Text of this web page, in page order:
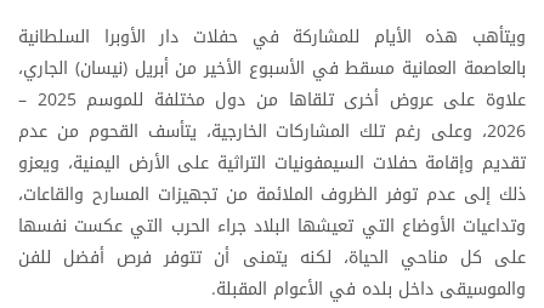
ويتأهب هذه الأيام للمشاركة في حفلات دار الأوبرا السلطانية
بالعاصمة العمانية مسقط في الأسبوع الأخير من أبريل (نيسان) الجاري،
علاوة على عروض أخرى تلقاها من دول مختلفة للموسم 2025 –
2026، وعلى رغم تلك المشاركات الخارجية، يتأسف القحوم من عدم
تقديم وإقامة حفلات السيمفونيات التراثية على الأرض اليمنية، ويعزو
ذلك إلى عدم توفر الظروف الملائمة من تجهيزات المسارح والقاعات،
وتداعيات الأوضاع التي تعيشها البلاد جراء الحرب التي عكست نفسها
على كل مناحي الحياة، لكنه يتمنى أن تتوفر فرص أفضل للفن
والموسيقى داخل بلده في الأعوام المقبلة.